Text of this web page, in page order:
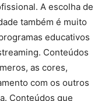
A escolha de
também é muito
educativos
Conteúdos
as cores,
com os outros
Conteúdos que